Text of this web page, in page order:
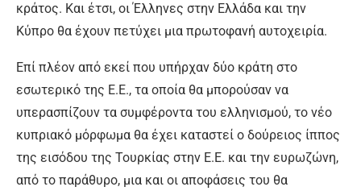
κράτος. Και έτσι, οι Έλληνες στην Ελλάδα και την
Κύπρο θα έχουν πετύχει μια πρωτοφανή αυτοχειρία.
Επί πλέον από εκεί που υπήρχαν δύο κράτη στο
εσωτερικό της Ε.Ε., τα οποία θα μπορούσαν να
υπερασπίζουν τα συμφέροντα του ελληνισμού, το νέο
κυπριακό μόρφωμα θα έχει καταστεί ο δούρειος ίππος
της εισόδου της Τουρκίας στην Ε.Ε. και την ευρωζώνη,
από το παράθυρο, μια και οι αποφάσεις του θα